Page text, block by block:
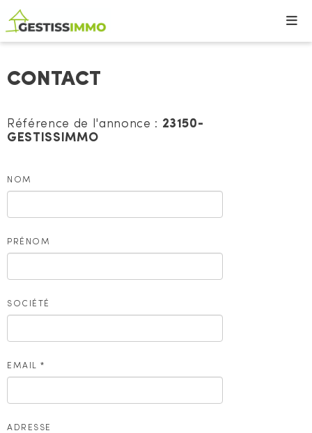
CONTACT
Référence de l'annonce : 23150-
GESTISSIMMO
NOM
PRÉNOM
SOCIÉTÉ
EMAIL *
ADRESSE